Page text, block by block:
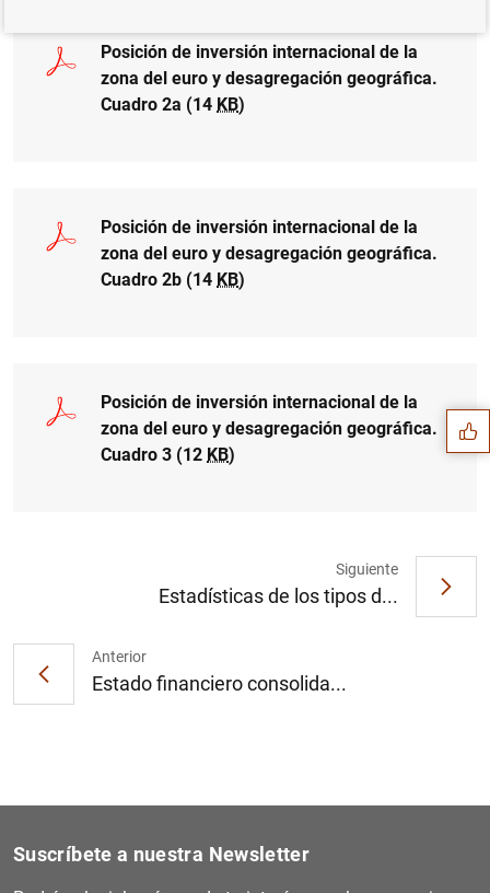
Posición de inversión internacional de la
zona del euro y desagregación geográfica.
Cuadro 2a (14 KB)
Posición de inversión internacional de la
zona del euro y desagregación geográfica.
Cuadro 2b (14 KB)
Posición de inversión internacional de la
zona del euro y desagregación geográfica.
Cuadro 3 (12 KB)
Anterior
Estado financiero consolida...
Siguiente
Estadísticas de los tipos d...
Sugerencias
Suscríbete a nuestra Newsletter